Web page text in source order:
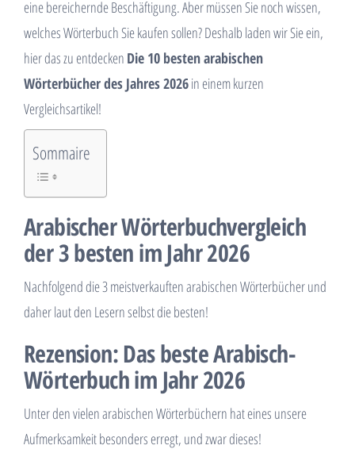
eine bereichernde Beschäftigung. Aber müssen Sie noch wissen,
welches Wörterbuch Sie kaufen sollen? Deshalb laden wir Sie ein,
hier das zu entdecken Die 10 besten arabischen
Wörterbücher des Jahres 2026in einem kurzen
Vergleichsartikel!
Sommaire
Arabischer Wörterbuchvergleich
der 3 besten im Jahr 2026
Nachfolgend die 3 meistverkauften arabischen Wörterbücher und
daher laut den Lesern selbst die besten!
Rezension: Das beste Arabisch-
Wörterbuch im Jahr 2026
Unter den vielen arabischen Wörterbüchern hat eines unsere
Aufmerksamkeit besonders erregt, und zwar dieses!